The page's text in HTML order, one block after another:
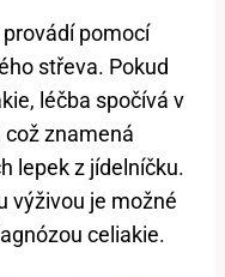
pomocí
střeva. Pokud
léčba spočívá v
znamená
lepek z jídelníčku.
výživou je možné
celiakie.